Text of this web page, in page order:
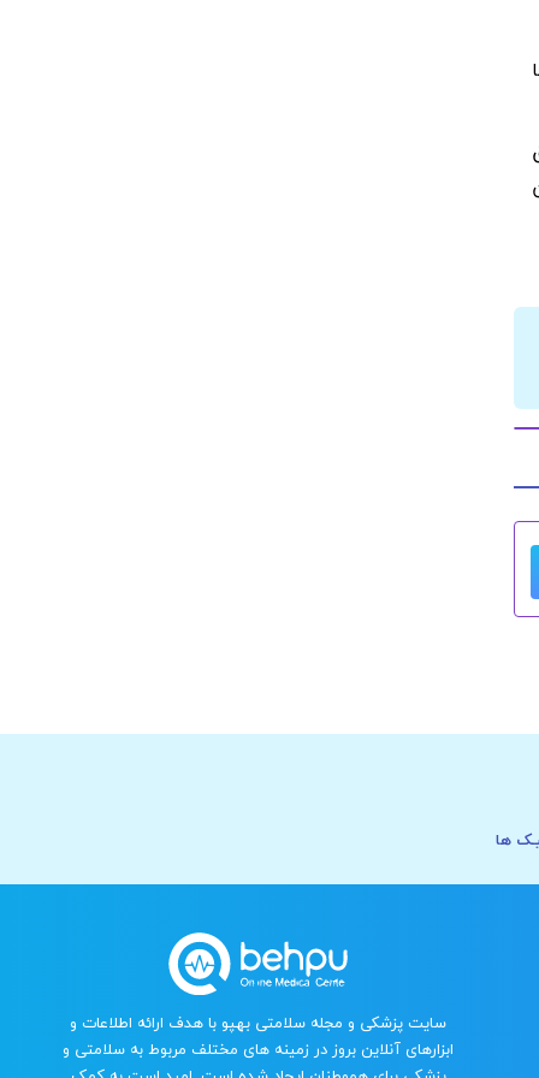
ها
سایت پزشکی و مجله سلامتی بهپو با هدف ارائه اطلاعات و
ابزارهای آنلاین بروز در زمینه های مختلف مربوط به سلامتی و